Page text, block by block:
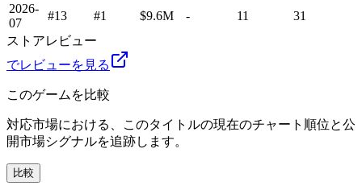
2026-
07
#13 #1 $9.6M - 11
31
ストアレビュー
でレビューを見る
このゲームを比較
対応市場における、このタイトルの現在のチャート順位と公
開市場シグナルを追跡します。
比較